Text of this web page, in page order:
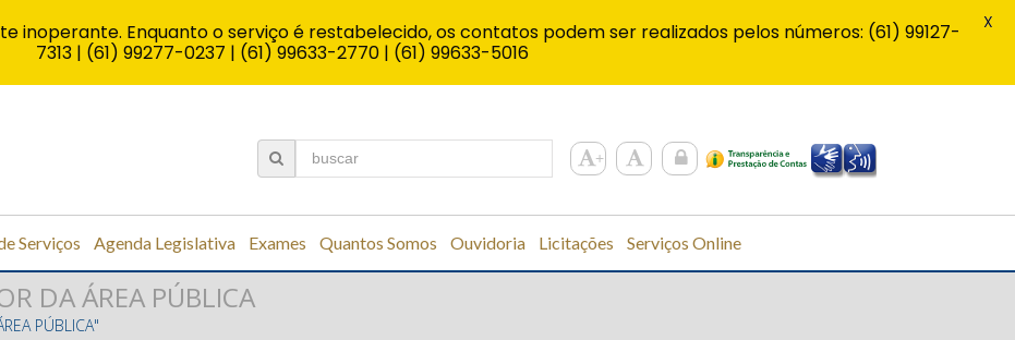
Serviços Agenda Legislativa Exames Quantos Somos Ouvidoria Licitações Serviços Online
DA ÁREA PÚBLICA
PÚBLICA"
Enquanto o serviço é restabelecido, os contatos podem ser realizados pelos números: (61) 99127-
7313 | (61) 99277-0237 | (61) 99633-2770 | (61) 99633-5016
X